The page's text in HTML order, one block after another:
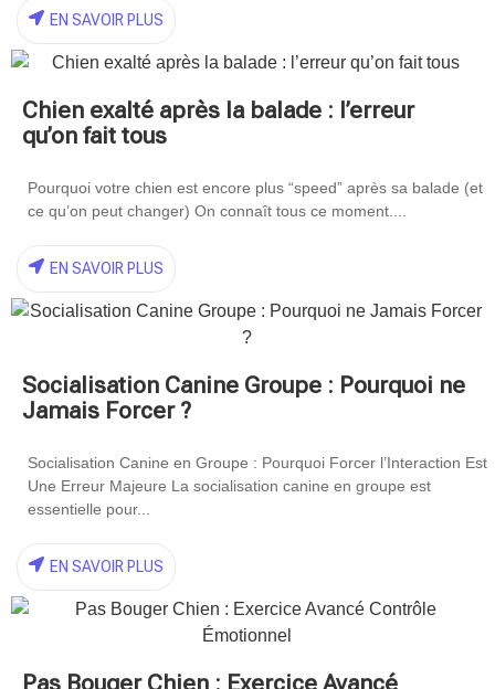
EN SAVOIR PLUS
Chien exalté après la balade : l’erreur
qu’on fait tous
Pourquoi votre chien est encore plus “speed” après sa balade (et
ce qu’on peut changer) On connaît tous ce moment....
EN SAVOIR PLUS
Socialisation Canine Groupe : Pourquoi ne
Jamais Forcer ?
Socialisation Canine en Groupe : Pourquoi Forcer l’Interaction Est
Une Erreur Majeure La socialisation canine en groupe est
essentielle pour...
EN SAVOIR PLUS
Pas Bouger Chien : Exercice Avancé